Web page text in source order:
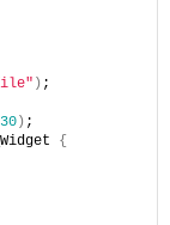
) ;
30 ) ;
{